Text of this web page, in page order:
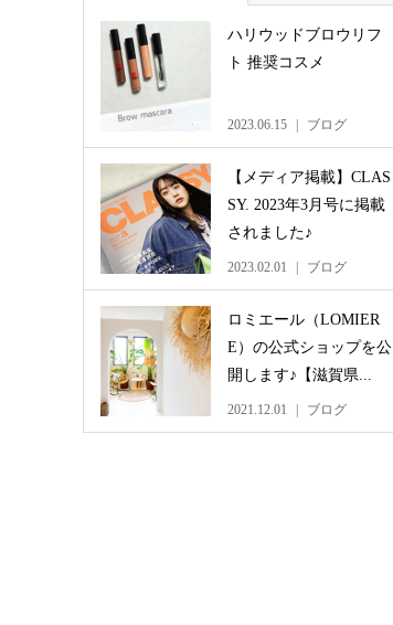
ハリウッドブロウリフ
ト 推奨コスメ
2023.06.15 ブログ
【メディア掲載】CLAS
SY. 2023年3月号に掲載
されました♪
2023.02.01 ブログ
ロミエール（LOMIER
E）の公式ショップを公
開します♪【滋賀県...
2021.12.01 ブログ